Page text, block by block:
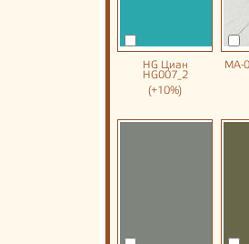
HG Циан
HG007_2
(+10%)
MA-